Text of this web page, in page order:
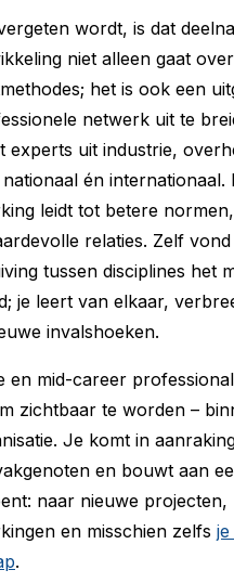
wordt, is dat
niet alleen gaat
het is ook een
netwerk uit te
experts uit industrie,
én internationaal.
leidt tot betere
relaties. Zelf vond
tussen disciplines het
je leert van elkaar,
invalshoeken.
en mid-career
zichtbaar te worden –
Je komt in
en bouwt aan
naar nieuwe projecten,
en misschien zelfs
.